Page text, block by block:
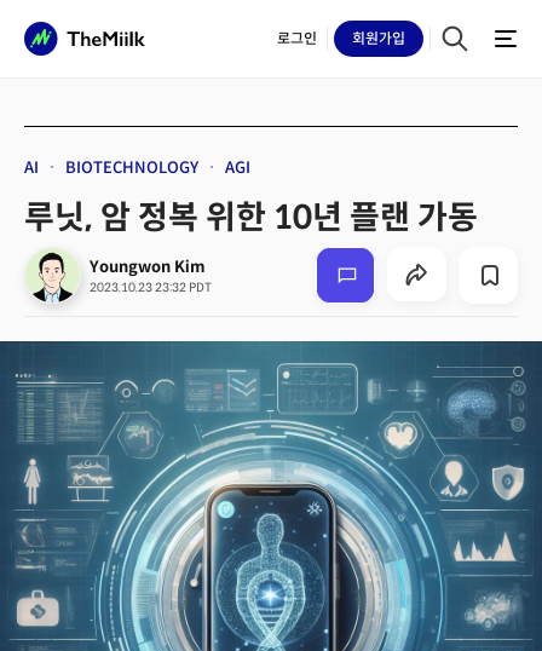
로그인 회원가입
AI BIOTECHNOLOGY AGI
루닛, 암 정복 위한 10년 플랜 가동
Youngwon Kim
2023.10.23 23:32 PDT